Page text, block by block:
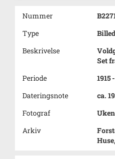
Nummer
Type
Beskrivelse
Set
Periode
1915
Dateringsnote
ca.
Fotograf
Arkiv